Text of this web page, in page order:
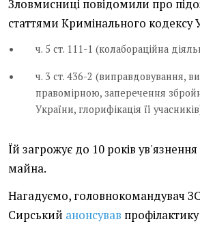
Зловмисниці повідомили про
статтями Кримінального кодексу
ч. 5 ст. 111-1 (колабораційна
ч. 3 ст. 436-2 (виправдовування,
правомірною, заперечення
України, глорифікація її
Їй загрожує до 10 років
майна.
Нагадуємо, головнокомандувач
Сирський анонсував